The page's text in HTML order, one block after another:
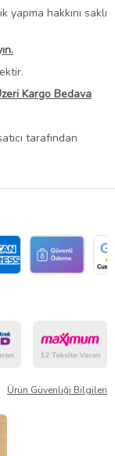
hakkını saklı
Kargo Bedava
tarafından
Ürün Güvenliği Bilgileri